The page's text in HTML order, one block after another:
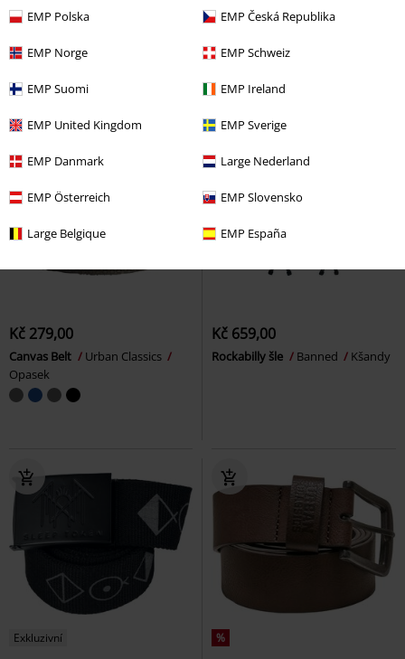
EMP Polska EMP Česká Republika
EMP Norge EMP Schweiz
EMP Suomi EMP Ireland
EMP United Kingdom EMP Sverige
EMP Danmark Large Nederland
EMP Österreich EMP Slovensko
Large Belgique EMP España
Opasek Bottle Opener Canvas Belt
Urban Classics
Kč 279,00
Canvas Belt
Urban Classics
Opasek
Kč 659,00
Rockabilly šle Banned Kšandy
Exkluzivní %